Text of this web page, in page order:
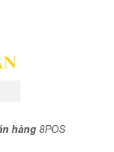
hàng 8POS